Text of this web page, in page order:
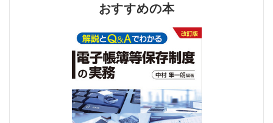
おすすめの本